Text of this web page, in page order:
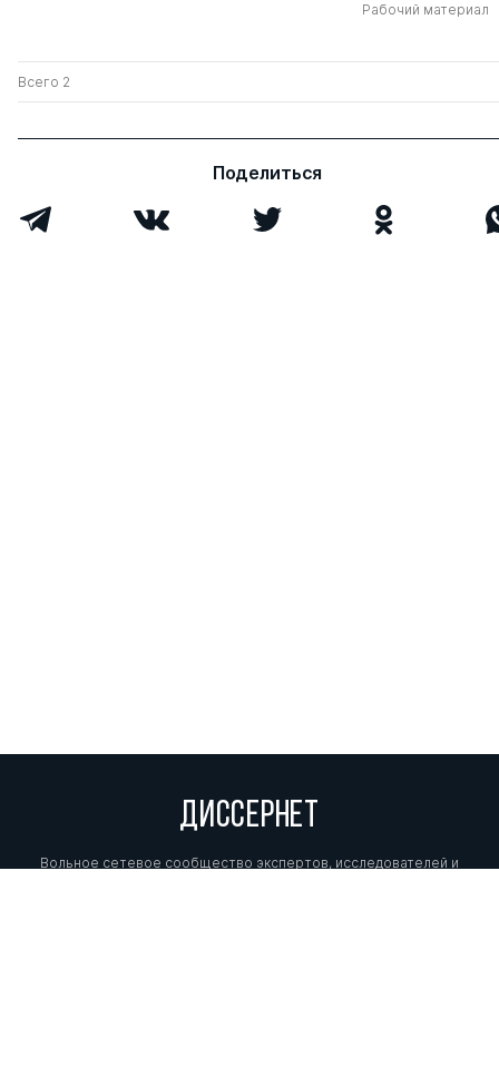
Рабочий материал
Всего 2
Поделиться
ДИССЕРНЕТ
Вольное сетевое сообщество экспертов, исследователей и